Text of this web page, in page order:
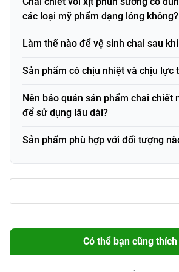
Thương hiệu An Nhiên
tích
vòi xịt 100ml, vòi
Loại sản phẩm Gia Dụng
Thành phần
chính
Nhựa cao cấp
với người dùng
Xuất xứ Đang cập nhật
Mã vạch
(Barcode)
Thành phần
Chai chiết được làm từ nhựa cao cấp,
độ bền và an toàn cho người sử dụng.
các loại mỹ phẩm dạng lỏng không?
Làm thế nào để vệ sinh chai sau
Sản phẩm có chịu nhiệt và chịu lực
Nên bảo quản sản phẩm chai chiết
để sử dụng lâu dài?
Sản phẩm phù hợp với đối tượng
Có thể bạn cũng thích